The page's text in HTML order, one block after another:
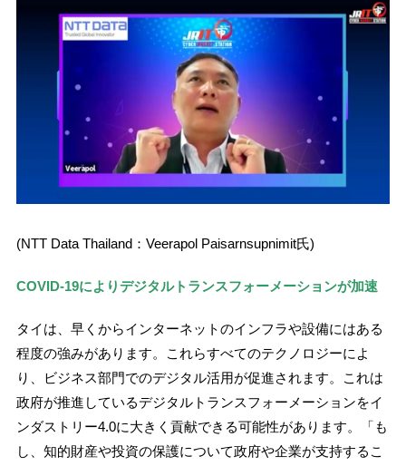
(NTT Data Thailand：Veerapol Paisarnsupnimit氏)
COVID-19によりデジタルトランスフォーメーションが加速
タイは、早くからインターネットのインフラや設備にはある
程度の強みがあります。これらすべてのテクノロジーによ
り、ビジネス部門でのデジタル活用が促進されます。これは
政府が推進しているデジタルトランスフォーメーションをイ
ンダストリー4.0に大きく貢献できる可能性があります。「も
し、知的財産や投資の保護について政府や企業が支持するこ